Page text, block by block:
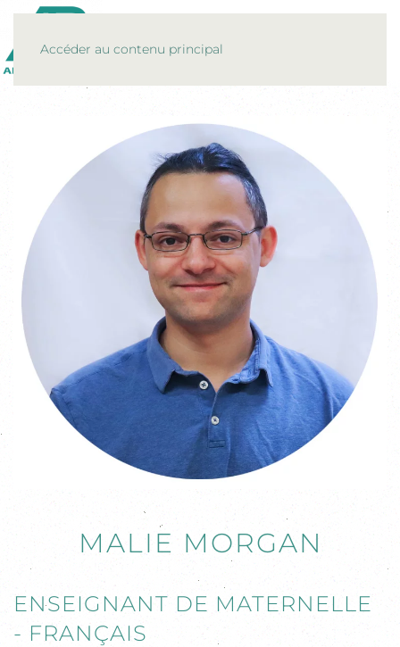
Accéder au contenu principal
MALIE MORGAN
ENSEIGNANT DE MATERNELLE
- FRANÇAIS